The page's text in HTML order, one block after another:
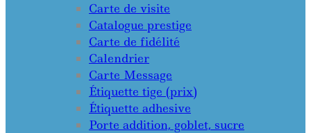
Carte de visite
Catalogue prestige
Carte de fidélité
Calendrier
Carte Message
Étiquette tige (prix)
Étiquette adhesive
Porte addition, goblet, sucre